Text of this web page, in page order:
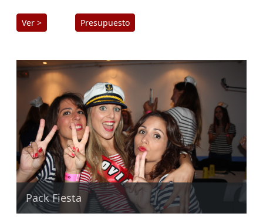
Ver > Presupuesto
Pack Fiesta